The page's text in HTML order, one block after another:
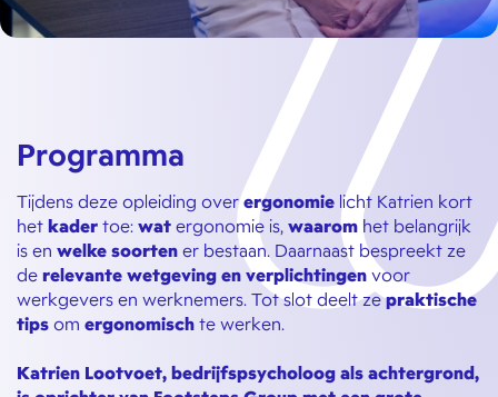
Programma
Tijdens deze opleiding overergonomie licht Katrien kort
het kader toe: wat ergonomie is, waarom het belangrijk
is en welke soorten er bestaan. Daarnaast bespreekt ze
de relevante wetgeving en verplichtingen voor
werkgevers en werknemers. Tot slot deelt zepraktische
tips om ergonomisch te werken.
Katrien Lootvoet, bedrijfspsycholoog als achtergrond,